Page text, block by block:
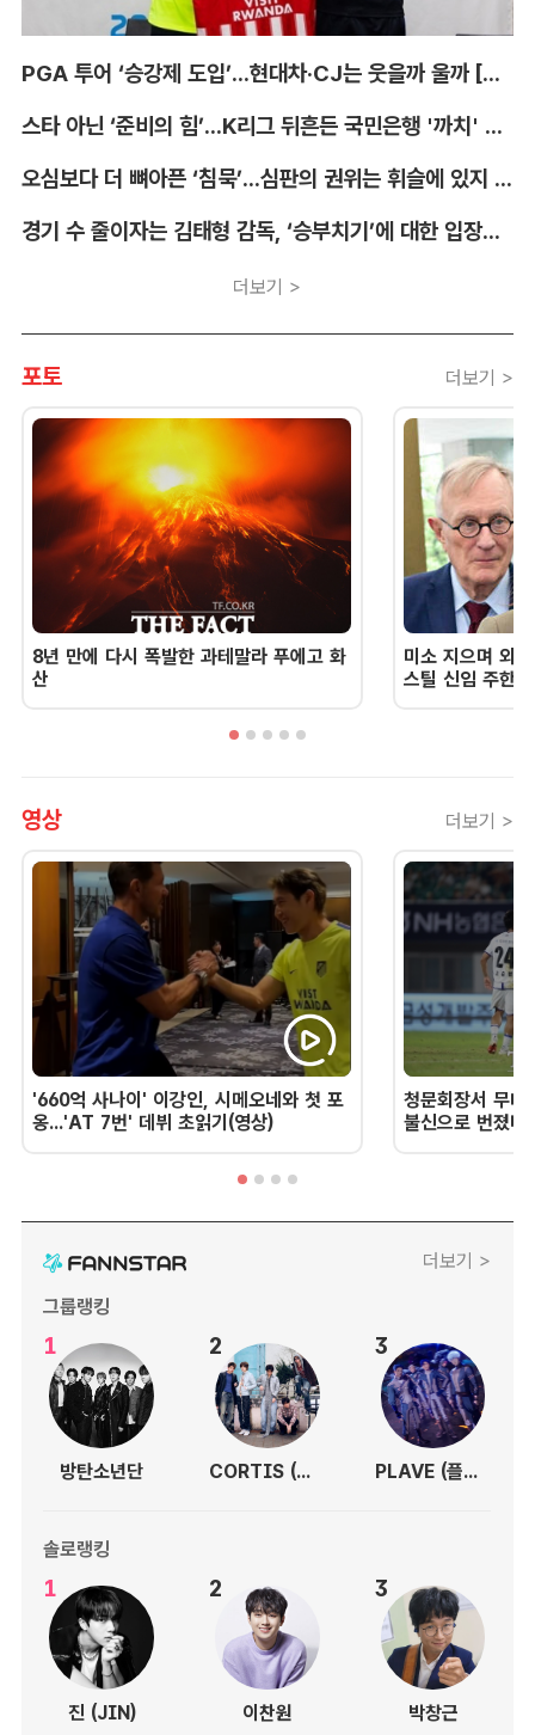
PGA 투어 ‘승강제 도입’...현대차·CJ는 웃을까 울까 [박호윤의 IN&OUT]
스타 아닌 ‘준비의 힘’...K리그 뒤흔든 국민은행 '까치' 사단 [이영규의 비욘더매치]
오심보다 더 뼈아픈 ‘침묵’...심판의 권위는 휘슬에 있지 않다 [박순규의 창]
경기 수 줄이자는 김태형 감독, ‘승부치기’에 대한 입장부터 밝혀야 [김대호의 야구생각]
더보기 >
포토 더보기 >
8년 만에 다시 폭발한 과테말라 푸에고 화
산
미소 지으며 외
스틸 신임 주한
영상 더보기 >
'660억 사나이' 이강인, 시메오네와 첫 포
옹...'AT 7번' 데뷔 초읽기(영상)
청문회장서 무너
불신으로 번졌
더보기 >
그룹랭킹
1
방탄소년단
2
CORTIS (코르티스)
3
PLAVE (플레이브)
솔로랭킹
1
진 (JIN)
2
이찬원
3
박창근